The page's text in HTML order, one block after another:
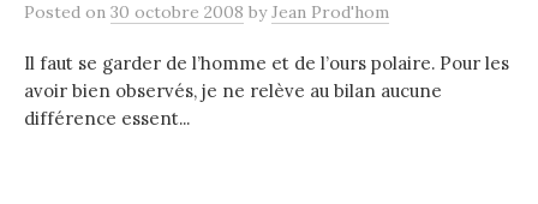
Posted on 30 octobre 2008 byJean Prod'hom
Il faut se garder de l’homme et de l’ours polaire. Pour les
avoir bien observés, je ne relève au bilan aucune
différence essent...